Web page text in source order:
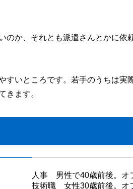
か、それとも派遣さんとかに依
いところです。若手のうちは
きます。
人事 男性で40歳前後。オ
技術職 女性30歳前後。オ